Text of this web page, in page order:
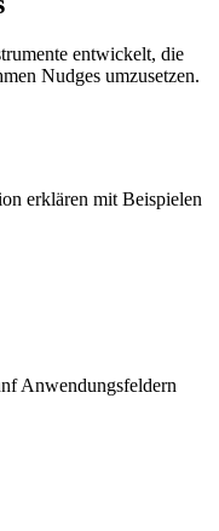
entwickelt, die
Nudges umzusetzen.
erklären mit Beispielen
Anwendungsfeldern